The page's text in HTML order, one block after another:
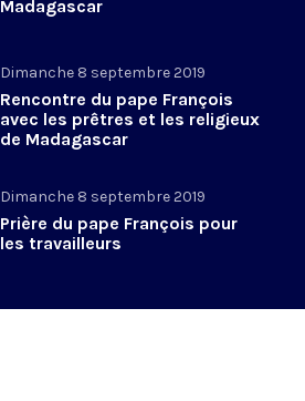
Madagascar
Dimanche 8 septembre 2019
Rencontre du pape François
avec les prêtres et les religieux
de Madagascar
Dimanche 8 septembre 2019
Prière du pape François pour
les travailleurs